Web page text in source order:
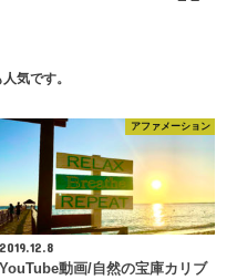
気です。
アファメーション
2019.12.8
YouTube動画/自然の宝庫カリブ